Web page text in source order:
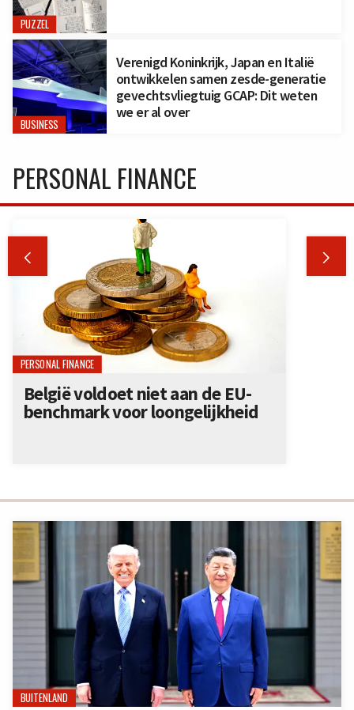
PUZZEL
BUSINESS
Verenigd Koninkrijk, Japan en Italië
ontwikkelen samen zesde-generatie
gevechtsvliegtuig GCAP: Dit weten
we er al over
BUITENLAND
PERSONAL FINANCE
 
PERSONAL FINANCE
België voldoet niet aan de EU-
benchmark voor loongelijkheid